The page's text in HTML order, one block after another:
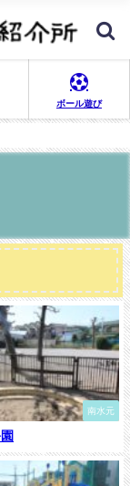
ボール遊び
南水元